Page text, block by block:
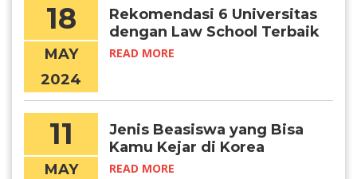
18
MAY
2024
Rekomendasi 6 Universitas
dengan Law School Terbaik
di Korea
READ MORE
11
MAY
Jenis Beasiswa yang Bisa
Kamu Kejar di Korea
University
READ MORE